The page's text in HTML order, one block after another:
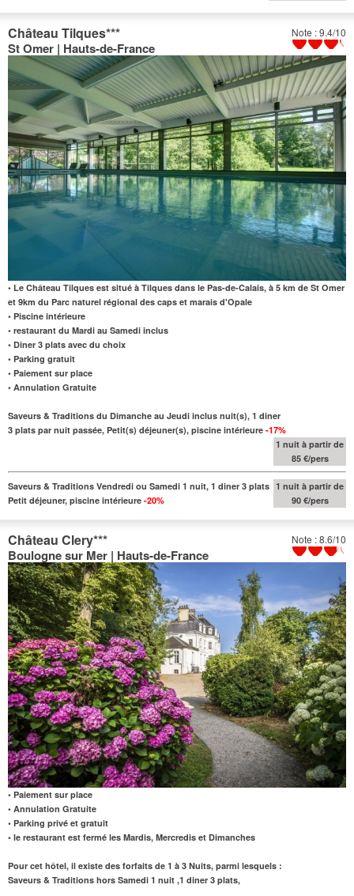
Note : 9.4/10
Château Tilques***
St Omer | Hauts-de-France
• Le Château Tilques est situé à Tilques dans le Pas-de-Calais, à 5 km de St Omer
et 9km du Parc naturel régional des caps et marais d'Opale
• Piscine intérieure
• restaurant du Mardi au Samedi inclus
• Diner 3 plats avec du choix
• Parking gratuit
• Paiement sur place
• Annulation Gratuite
Saveurs & Traditions du Dimanche au Jeudi inclus nuit(s), 1 diner
3 plats par nuit passée, Petit(s) déjeuner(s), piscine intérieure -17%
1 nuit à partir de
85 €/pers
Saveurs & Traditions Vendredi ou Samedi 1 nuit, 1 diner 3 plats
Petit déjeuner, piscine intérieure -20%
1 nuit à partir de
90 €/pers
Note : 8.6/10
Château Clery***
Boulogne sur Mer | Hauts-de-France
• Paiement sur place
• Annulation Gratuite
• Parking privé et gratuit
• le restaurant est fermé les Mardis, Mercredis et Dimanches
Pour cet hôtel, il existe des forfaits de 1 à 3 Nuits, parmi lesquels :
Saveurs & Traditions hors Samedi 1 nuit ,1 diner 3 plats,